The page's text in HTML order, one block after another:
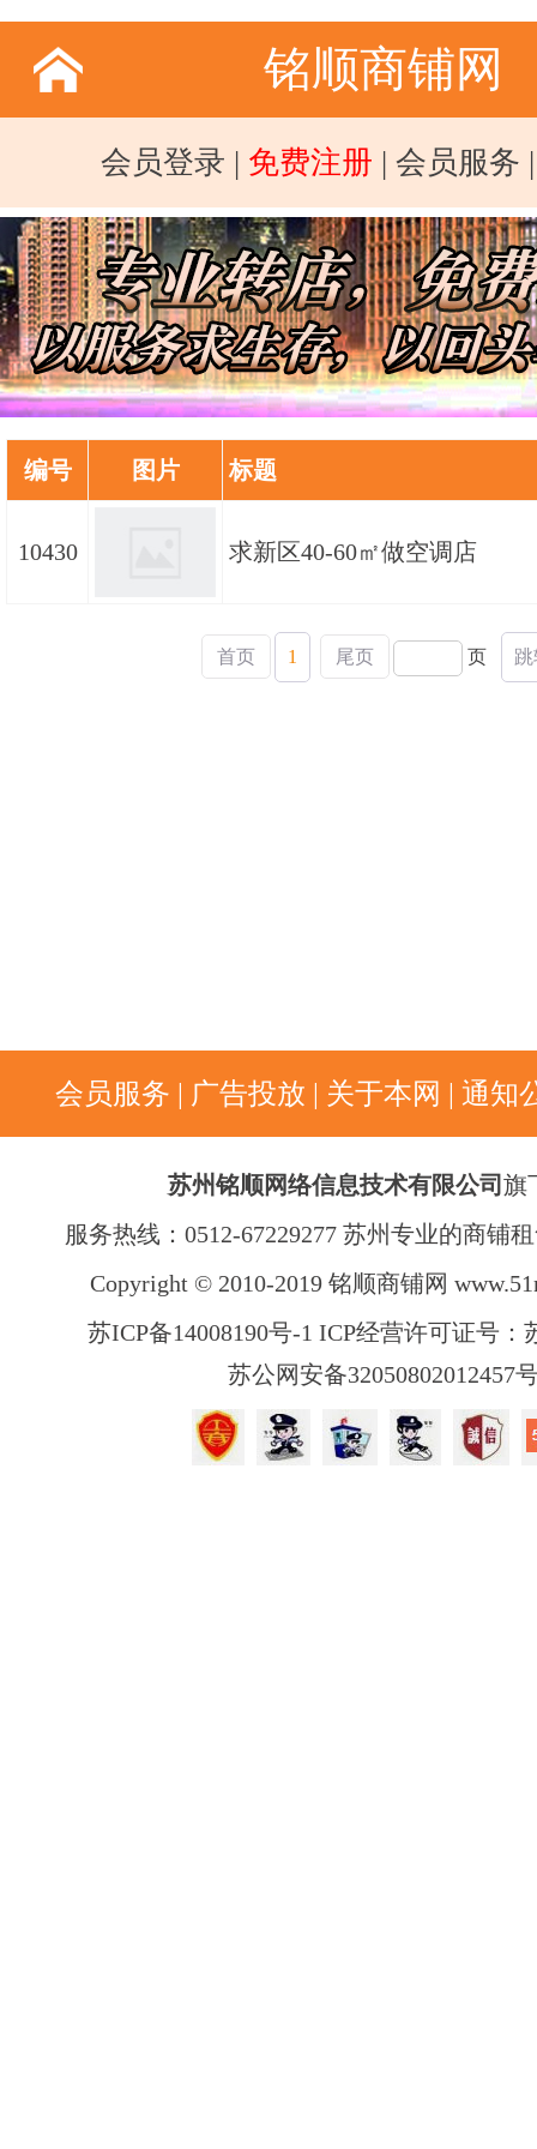
铭顺商铺网
会员登录 | 免费注册 | 会员服务
编号 图片 标题
10430 求新区40-60㎡做空调店
首页 1 尾页 页
会员服务 | 广告投放 | 关于本网 | 通知
苏州铭顺网络信息技术有限公司 旗
服务热线：0512-67229277 苏州专业的商铺
Copyright © 2010-2019 铭顺商铺网
苏ICP备14008190号-1 ICP经营许可证号：
苏公网安备32050802012457